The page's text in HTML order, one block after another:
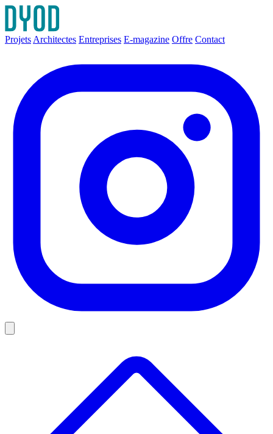
Projets Architectes Entreprises E-magazine Offre Contact